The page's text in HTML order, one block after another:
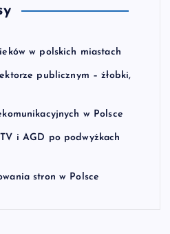
w polskich miastach
publicznym – żłobki,
w Polsce
i AGD po podwyżkach
stron w Polsce